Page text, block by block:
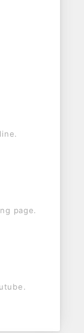
de
page.